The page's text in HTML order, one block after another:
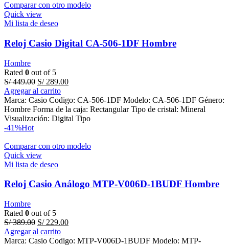
Comparar con otro modelo
Quick view
Mi lista de deseo
Reloj Casio Digital CA-506-1DF Hombre
Hombre
Rated 0 out of 5
S/449.00 Original
price
was:
S/ 449.00.
S/289.00Current
is:
S/ 289.00.
Agregar al carrito
Marca: Casio Codigo: CA-506-1DF Modelo: CA-506-1DF Género:
Hombre Forma de la caja: Rectangular Tipo de cristal: Mineral
Visualización: Digital Tipo
-41%Hot
Comparar con otro modelo
Quick view
Mi lista de deseo
Reloj Casio Análogo MTP-V006D-1BUDF Hombre
Hombre
Rated 0 out of 5
S/389.00 Original
price
was:
S/229.00Current
is:
Agregar al carrito
Marca: Casio Codigo: MTP-V006D-1BUDF Modelo: MTP-